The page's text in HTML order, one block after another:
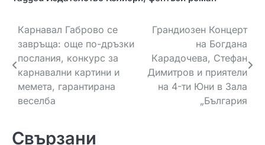
Н
а
в
и
а
Карнавал Габрово се
завръща: още по-дръзки
послания, конкурс за
карнавални картини и
мемета, гарантирана
веселба
Грандиозен Концерт
на Богдана
Карадочева, Стефан
Димитров и приятели
на 4-ти Юни в Зала
„България
Свързани